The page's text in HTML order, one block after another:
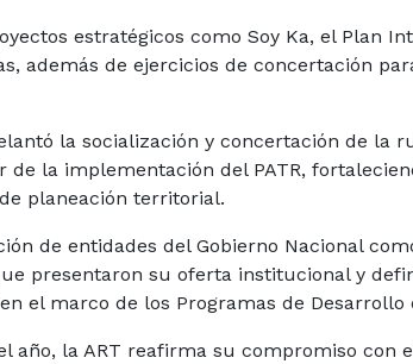
estratégicos como Soy Ka, el Plan
además de ejercicios de concertación
la socialización y concertación de la
la implementación del PATR,
planeación territorial.
de entidades del Gobierno Nacional
presentaron su oferta institucional y
el marco de los Programas de
año, la ART reafirma su compromiso con